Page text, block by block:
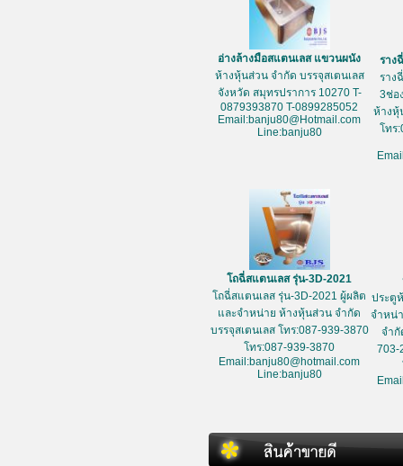
อ่างล้างมือสแตนเลส แขวนผนัง
ห้างหุ้นส่วน จำกัด บรรจุสเตนเลส
จังหวัด สมุทรปราการ 10270 T-
0879393870 T-0899285052
Email:banju80@Hotmail.com
Line:banju80
ราง
ราง
3ช่อ
ห้างหุ้
โทร
โถฉี่สแตนเลส รุ่น-3D-2021
โถฉี่สแตนเลส รุ่น-3D-2021 ผู้ผลิต
และจำหน่าย ห้างหุ้นส่วน จำกัด
บรรจุสเตนเลส โทร:087-939-3870
โทร:087-939-3870
Email:banju80@hotmail.com
Line:banju80
ประตู
จำหน่
จำกั
703-